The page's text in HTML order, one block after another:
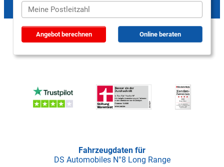
Angebot berechnen Online beraten
Fahrzeugdaten für
DS Automobiles N°8 Long Range